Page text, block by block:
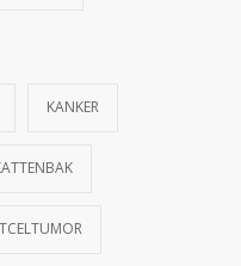
KANKER